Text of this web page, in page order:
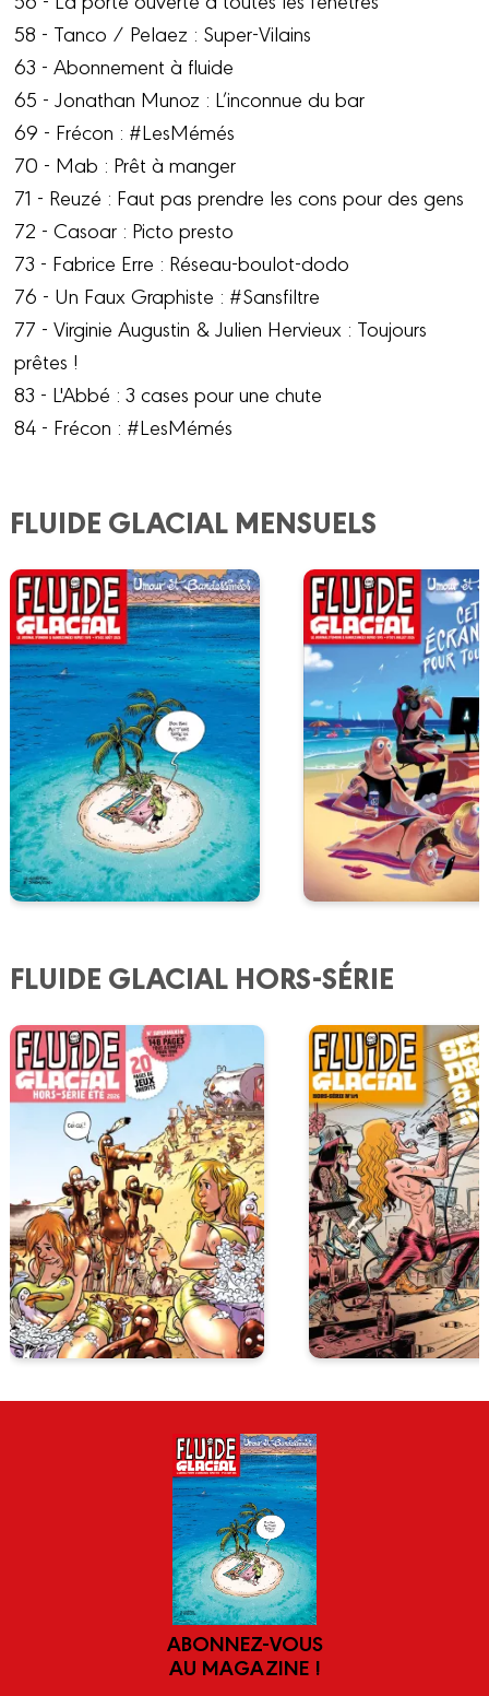
58 - Tanco / Pelaez : Super-Vilains
63 - Abonnement à fluide
65 - Jonathan Munoz : L’inconnue du bar
69 - Frécon : #LesMémés
70 - Mab : Prêt à manger
71 - Reuzé : Faut pas prendre les cons pour des gens
72 - Casoar : Picto presto
73 - Fabrice Erre : Réseau-boulot-dodo
76 - Un Faux Graphiste : #Sansfiltre
77 - Virginie Augustin & Julien Hervieux : Toujours
prêtes !
83 - L'Abbé : 3 cases pour une chute
84 - Frécon : #LesMémés
FLUIDE GLACIAL MENSUELS
FLUIDE GLACIAL HORS-SÉRIE
ABONNEZ-VOUS
AU MAGAZINE !